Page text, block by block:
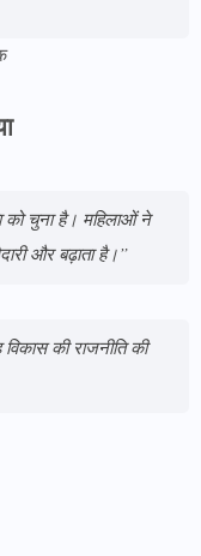
को चुना है। महिलाओं ने
और बढ़ाता है।”
की राजनीति की